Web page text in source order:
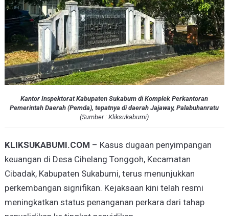
Kantor Inspektorat Kabupaten Sukabum di Komplek Perkantoran
Pemerintah Daerah (Pemda), tepatnya di daerah Jajaway, Palabuhanratu
(Sumber : Kliksukabumi)
KLIKSUKABUMI.COM – Kasus dugaan penyimpangan
keuangan di Desa Cihelang Tonggoh, Kecamatan
Cibadak, Kabupaten Sukabumi, terus menunjukkan
perkembangan signifikan. Kejaksaan kini telah resmi
meningkatkan status penanganan perkara dari tahap